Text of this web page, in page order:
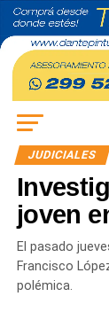
JUDICIALES
joven
El pasado
Francisco
polémica.